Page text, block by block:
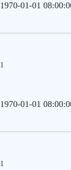
1970-01-01
1
1970-01-01
1